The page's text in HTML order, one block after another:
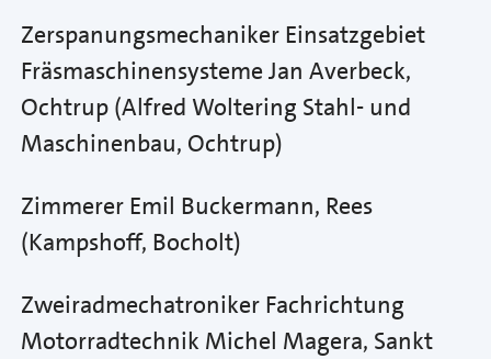
Zerspanungsmechaniker Einsatzgebiet
Fräsmaschinensysteme Jan Averbeck,
Ochtrup (Alfred Woltering Stahl- und
Maschinenbau, Ochtrup)
Zimmerer Emil Buckermann, Rees
(Kampshoff, Bocholt)
Zweiradmechatroniker Fachrichtung
Motorradtechnik Michel Magera, Sankt